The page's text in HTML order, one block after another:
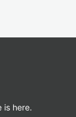
is here.